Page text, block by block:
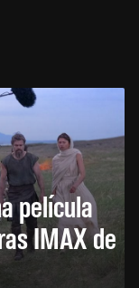
película
IMAX de